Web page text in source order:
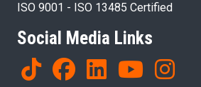
ISO 9001 - ISO 13485 Certified
Social Media Links